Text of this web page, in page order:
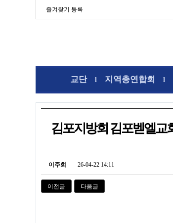
즐겨찾기 등록
교단l 지역총연합회 l
김포지방회 김포벧엘교
이주희 26-04-22 14:11
이전글 다음글